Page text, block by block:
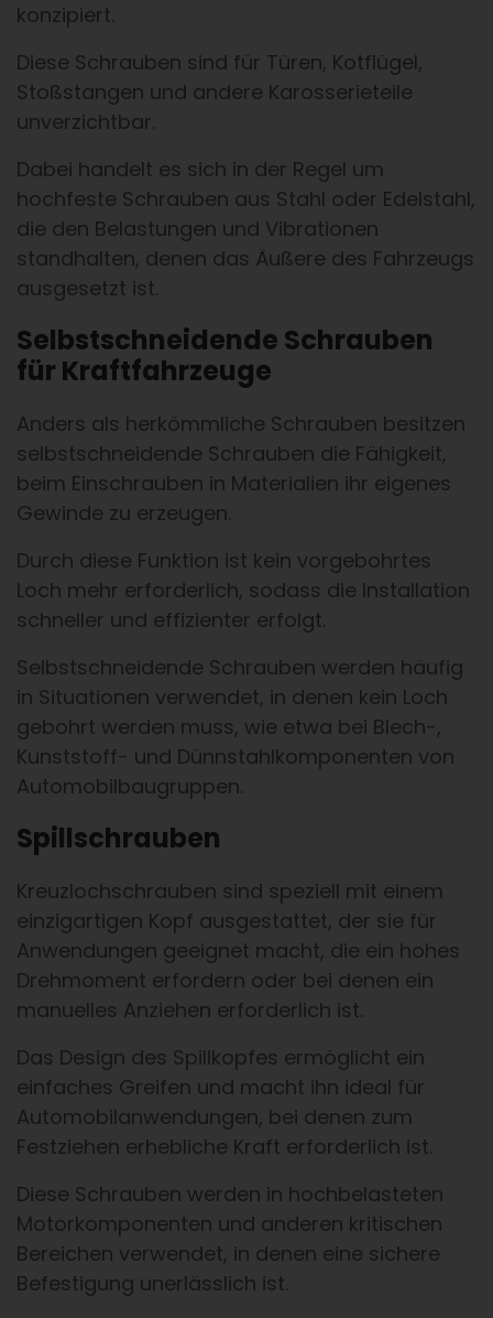
konzipiert.
Diese Schrauben sind für Türen, Kotflügel,
Stoßstangen und andere Karosserieteile
unverzichtbar.
Dabei handelt es sich in der Regel um
hochfeste Schrauben aus Stahl oder Edelstahl,
die den Belastungen und Vibrationen
standhalten, denen das Äußere des Fahrzeugs
ausgesetzt ist.
Selbstschneidende Schrauben
für Kraftfahrzeuge
Anders als herkömmliche Schrauben besitzen
selbstschneidende Schrauben die Fähigkeit,
beim Einschrauben in Materialien ihr eigenes
Gewinde zu erzeugen.
Durch diese Funktion ist kein vorgebohrtes
Loch mehr erforderlich, sodass die Installation
schneller und effizienter erfolgt.
Selbstschneidende Schrauben werden häufig
in Situationen verwendet, in denen kein Loch
gebohrt werden muss, wie etwa bei Blech-,
Kunststoff- und Dünnstahlkomponenten von
Automobilbaugruppen.
Spillschrauben
Kreuzlochschrauben sind speziell mit einem
einzigartigen Kopf ausgestattet, der sie für
Anwendungen geeignet macht, die ein hohes
Drehmoment erfordern oder bei denen ein
manuelles Anziehen erforderlich ist.
Das Design des Spillkopfes ermöglicht ein
einfaches Greifen und macht ihn ideal für
Automobilanwendungen, bei denen zum
Festziehen erhebliche Kraft erforderlich ist.
Diese Schrauben werden in hochbelasteten
Motorkomponenten und anderen kritischen
Bereichen verwendet, in denen eine sichere
Befestigung unerlässlich ist.